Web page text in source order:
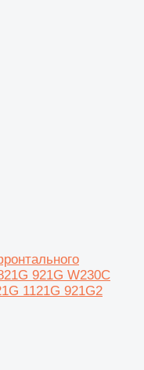
921G W230C
1121G 921G2